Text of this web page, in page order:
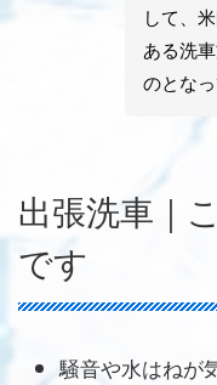
して、
ある洗
のとなっ
出張洗車｜
です
騒音や水はねが